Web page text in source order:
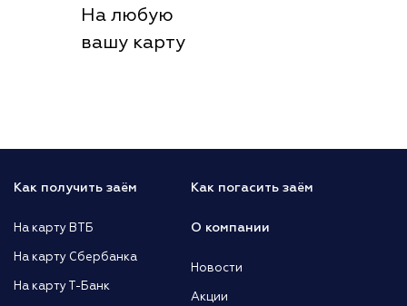
На любую
вашу карту
Как получить заём
На карту ВТБ
На карту Сбербанка
На карту Т-Банк
Как погасить заём
О компании
Новости
Акции